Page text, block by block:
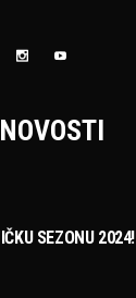
SEZONU 2024!